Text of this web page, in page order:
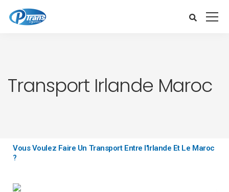
Transport Irlande Maroc
Vous Voulez Faire Un Transport Entre l'Irlande Et Le Maroc
?